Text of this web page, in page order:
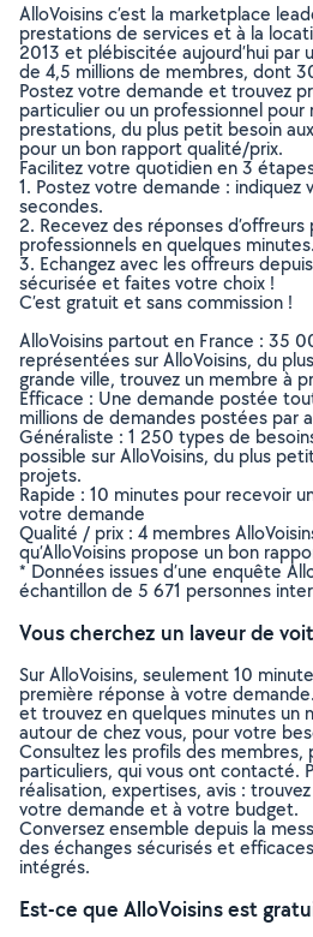
AlloVoisins c’est la marketplace
prestations de services et à la
2013 et plébiscitée aujourd’hui par
de 4,5 millions de membres, dont
Postez votre demande et trouvez
particulier ou un professionnel
prestations, du plus petit besoin
pour un bon rapport qualité/prix.
Facilitez votre quotidien en 3
1. Postez votre demande :
secondes.
2. Recevez des réponses
professionnels en quelques minutes.
3. Echangez avec les offreurs
sécurisée et faites votre choix !
C’est gratuit et sans commission !
AlloVoisins partout en France : 35
représentées sur AlloVoisins, du
grande ville, trouvez un membre à
Efficace : Une demande postée
millions de demandes postées par
Généraliste : 1 250 types de
possible sur AlloVoisins, du plus
projets.
Rapide : 10 minutes pour recevoir
votre demande
Qualité / prix : 4 membres
qu’AlloVoisins propose un bon
* Données issues d’une enquête
échantillon de 5 671 personnes
Vous cherchez un laveur de
Sur AlloVoisins, seulement 10
première réponse à votre
et trouvez en quelques minutes un
autour de chez vous, pour votre
Consultez les profils des membres,
particuliers, qui vous ont contacté.
réalisation, expertises, avis :
votre demande et à votre budget.
Conversez ensemble depuis la
des échanges sécurisés et
intégrés.
Est-ce que AlloVoisins est